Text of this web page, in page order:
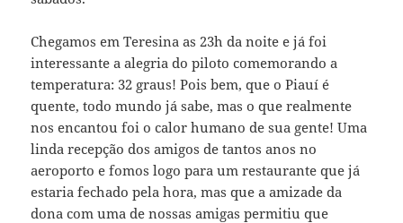
Chegamos em Teresina as 23h da noite e já foi
interessante a alegria do piloto comemorando a
temperatura: 32 graus! Pois bem, que o Piauí é
quente, todo mundo já sabe, mas o que realmente
nos encantou foi o calor humano de sua gente! Uma
linda recepção dos amigos de tantos anos no
aeroporto e fomos logo para um restaurante que já
estaria fechado pela hora, mas que a amizade da
dona com uma de nossas amigas permitiu que